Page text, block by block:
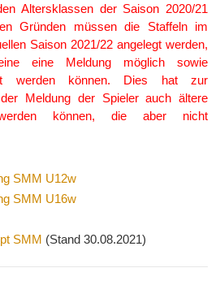
Altersklassen der Saison 2020/21
Gründen müssen die Staffeln im
Saison 2021/22 angelegt werden,
eine Meldung möglich sowie
werden können. Dies hat zur
Meldung der Spieler auch ältere
können, die aber nicht
SMM U12w
SMM U16w
SMM (Stand 30.08.2021)